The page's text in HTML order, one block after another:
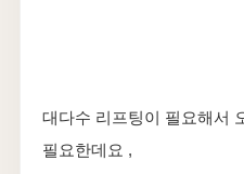
대다수 리프팅이 필요해서
필요한데요 ,